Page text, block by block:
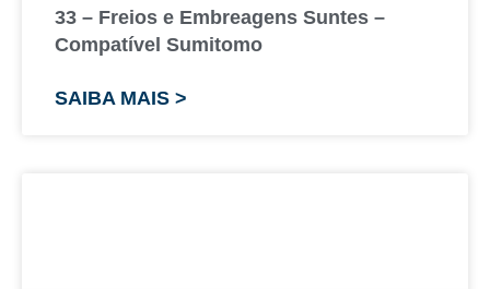
33 – Freios e Embreagens Suntes –
Compatível Sumitomo
SAIBA MAIS >